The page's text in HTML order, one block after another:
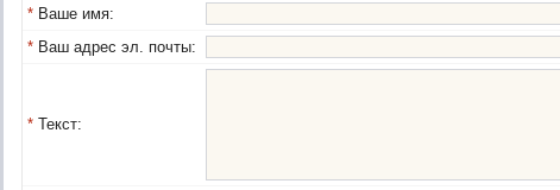
* Ваше имя:
* Ваш адрес эл. почты:
* Текст: